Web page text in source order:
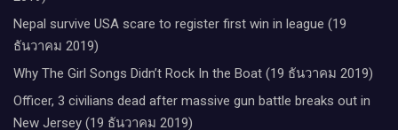
Nepal survive USA scare to register first win in league (19
ธันวาคม 2019)
Why The Girl Songs Didn’t Rock In the Boat (19 ธันวาคม 2019)
Officer, 3 civilians dead after massive gun battle breaks out in
New Jersey (19 ธันวาคม 2019)